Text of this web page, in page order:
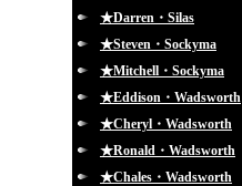
★Darren・Silas
★Steven・Sockyma
★Mitchell・Sockyma
★Eddison・Wadsworth
★Cheryl・Wadsworth
★Ronald・Wadsworth
★Chales・Wadsworth